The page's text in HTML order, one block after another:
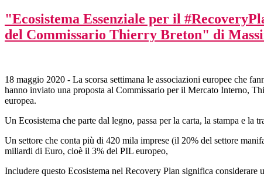
"Ecosistema Essenziale per il
del Commissario Thierry Breton" di
18 maggio 2020 - La scorsa settimana le associazioni europee che
hanno inviato una proposta al Commissario per il Mercato Interno,
europea.
Un Ecosistema che parte dal legno, passa per la carta, la stampa e la
Un settore che conta più di 420 mila imprese (il 20% del settore
miliardi di Euro, cioè il 3% del PIL europeo,
Includere questo Ecosistema nel Recovery Plan significa